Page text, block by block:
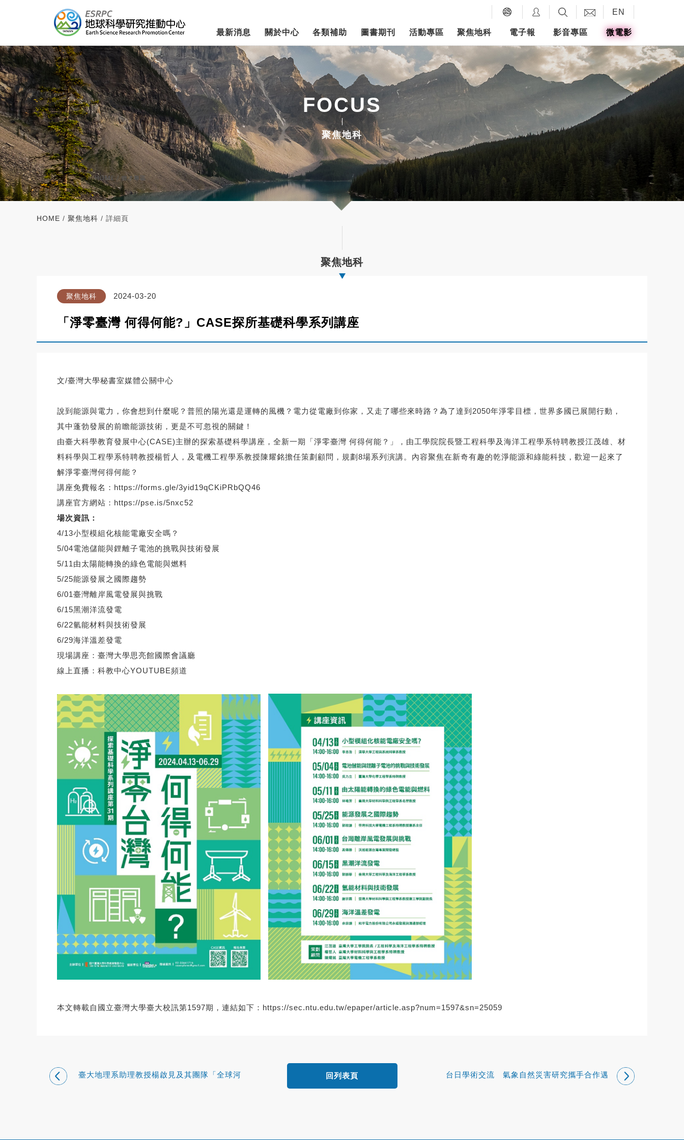
EN
最新消息 關於中心 各類補助 圖書期刊 活動專區 聚焦地科 電子報 影音專區 微電影
FOCUS
聚焦地科
HOME / 聚焦地科 / 詳細頁
聚焦地科
聚焦地科 2024-03-20
「淨零臺灣 何得何能?」CASE探所基礎科學系列講座
文/臺灣大學秘書室媒體公關中心
說到能源與電力，你會想到什麼呢？普照的陽光還是運轉的風機？電力從電廠到你家，又走了哪些來時路？為了達到2050年淨零目標，世界多國已展開行動，
其中蓬勃發展的前瞻能源技術，更是不可忽視的關鍵！
由臺大科學教育發展中心(CASE)主辦的探索基礎科學講座，全新一期「淨零臺灣 何得何能？」，由工學院院長暨工程科學及海洋工程學系特聘教授江茂雄、材
料科學與工程學系特聘教授楊哲人，及電機工程學系教授陳耀銘擔任策劃顧問，規劃8場系列演講。內容聚焦在新奇有趣的乾淨能源和綠能科技，歡迎一起來了
解淨零臺灣何得何能？
講座免費報名： https://forms.gle/3yid19qCKiPRbQQ46
講座官方網站： https://pse.is/5nxc52
場次資訊：
4/13小型模組化核能電廠安全嗎？
5/04電池儲能與鋰離子電池的挑戰與技術發展
5/11由太陽能轉換的綠色電能與燃料
5/25能源發展之國際趨勢
6/01臺灣離岸風電發展與挑戰
6/15黑潮洋流發電
6/22氫能材料與技術發展
6/29海洋溫差發電
現場講座：臺灣大學思亮館國際會議廳
線上直播： 科教中心YOUTUBE頻道
本文轉載自國立臺灣大學臺大校訊第1597期，連結如下： https://sec.ntu.edu.tw/epaper/article.asp?num=1597&sn=25059
臺大地理系助理教授楊啟見及其團隊「全球河
台日學術交流 氣象自然災害研究攜手合作邁
回列表頁